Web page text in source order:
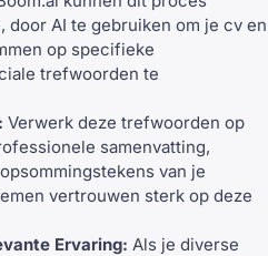
door AI te gebruiken om je cv en
op specifieke
trefwoorden te
Verwerk deze trefwoorden op
samenvatting,
van je
vertrouwen sterk op deze
Ervaring: Als je diverse